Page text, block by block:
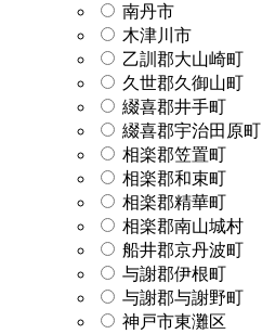
南丹市
木津川市
乙訓郡大山崎町
久世郡久御山町
綴喜郡井手町
綴喜郡宇治田原町
相楽郡笠置町
相楽郡和束町
相楽郡精華町
相楽郡南山城村
船井郡京丹波町
与謝郡伊根町
与謝郡与謝野町
神戸市東灘区